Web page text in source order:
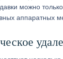
можно
аппаратных